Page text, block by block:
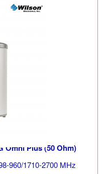
Omni Plus (50 Ohm)
960/1710-2700 MHz